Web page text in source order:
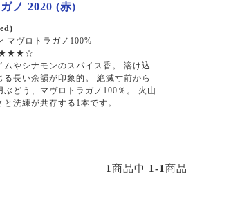
ノ 2020 (赤)
マヴロトラガノ100%
やシナモンのスパイス香。 溶け込
長い余韻が印象的。 絶滅寸前から
どう、マヴロトラガノ100％。 火山
洗練が共存する1本です。
1商品中 1-1商品